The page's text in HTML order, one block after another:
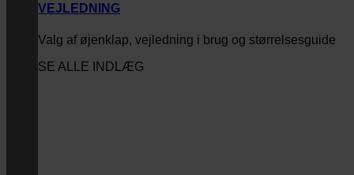
VEJLEDNING
Valg af øjenklap, vejledning i brug og størrelsesguide
SE ALLE INDLÆG